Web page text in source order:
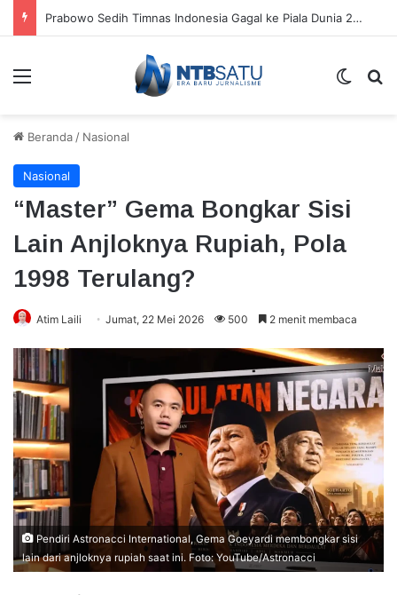
Prabowo Sedih Timnas Indonesia Gagal ke Piala Dunia 2026: Cape Verde Saja Bisa
Menu
Beranda / Nasional
Nasional
“Master” Gema Bongkar Sisi
Lain Anjloknya Rupiah, Pola
1998 Terulang?
Atim Laili Jumat, 22 Mei 2026 500 2 menit membaca
Pendiri Astronacci International, Gema Goeyardi membongkar sisi
lain dari anjloknya rupiah saat ini. Foto: YouTube/Astronacci